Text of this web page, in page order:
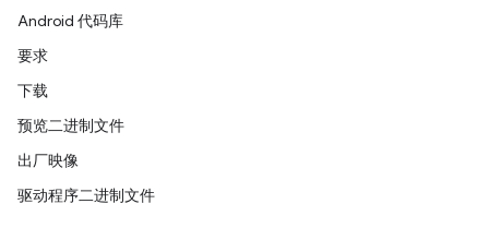
Android 代码库
要求
下载
预览二进制文件
出厂映像
驱动程序二进制文件